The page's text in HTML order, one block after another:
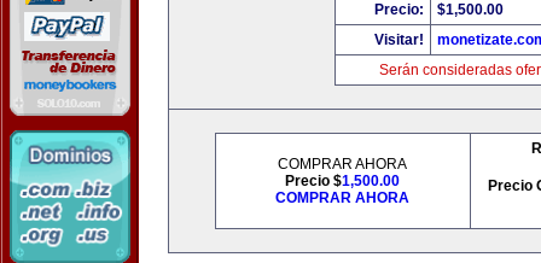
Precio:
$1,500.00
Visitar!
Serán consideradas
COMPRAR AHORA
Precio $1,500.00
COMPRAR AHORA
Precio